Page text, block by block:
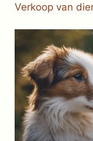
Verkoop van